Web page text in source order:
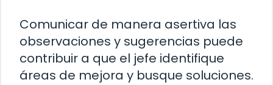
Comunicar de manera asertiva las
observaciones y sugerencias puede
contribuir a que el jefe identifique
áreas de mejora y busque soluciones.